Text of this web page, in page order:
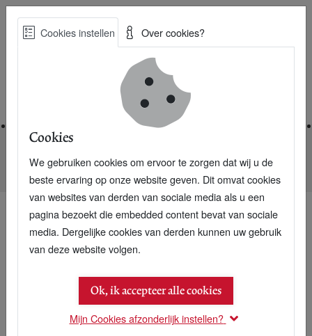
Skip
Best Practices voor een duurzame toekomst
Nieuwsarchief Bumperkleven prima voor milieu
Cookies instellen Over cookies?
Cookies
We gebruiken cookies om ervoor te zorgen dat wij u de
beste ervaring op onze website geven. Dit omvat cookies
van websites van derden van sociale media als u een
pagina bezoekt die embedded content bevat van sociale
media. Dergelijke cookies van derden kunnen uw gebruik
van deze website volgen.
Ok, ik accepteer alle cookies
Mijn Cookies afzonderlijk instellen?